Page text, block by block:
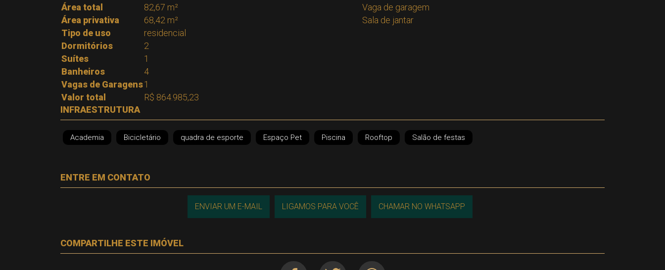
Área total
82,67 m²
Área privativa
68,42 m²
Tipo de uso
residencial
Dormitórios
2
Suítes
1
Banheiros
4
Vagas de Garagens1
Valor total
R$ 864.985,23
Vaga de garagem
Sala de jantar
INFRAESTRUTURA
Academia Bicicletário quadra de esporte Espaço Pet Piscina Rooftop Salão de festas
ENTRE EM CONTATO
ENVIAR UM E-MAIL LIGAMOS PARA VOCÊ CHAMAR NO WHATSAPP
COMPARTILHE ESTE IMÓVEL